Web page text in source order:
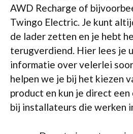
AWD Recharge of
Twingo Electric. Je kunt
de lader zetten en je hebt
terugverdiend. Hier lees je
informatie over velerlei
helpen we je bij het kiezen
product en kun je direct
bij installateurs die werken